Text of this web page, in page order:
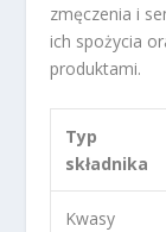
zmęczenia i
ich spożycia
produktami.
Typ
składnika
Kwasy